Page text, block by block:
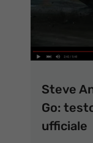
Steve
Go:
ufficiale